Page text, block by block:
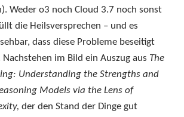
Weder o3 noch Cloud 3.7 noch sonst
die Heilsversprechen – und es
dass diese Probleme beseitigt
im Bild ein Auszug aus The
Understanding the Strengths and
Models via the Lens of
der den Stand der Dinge gut